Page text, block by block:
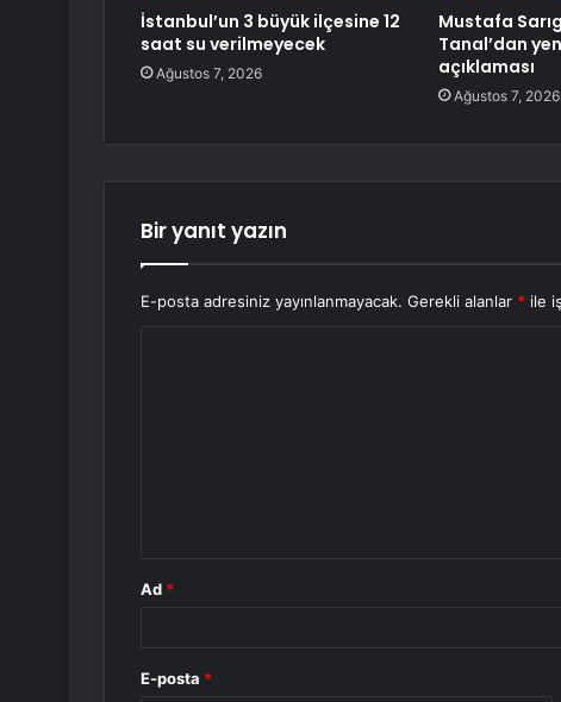
İstanbul’un 3 büyük ilçesine 12
saat su verilmeyecek
Ağustos 7, 2026
Mustafa
Tanal’dan
açıklaması
Ağustos 7, 2026
Bir yanıt yazın
E-posta adresiniz yayınlanmayacak. Gerekli alanlar * ile
Ad *
E-posta *